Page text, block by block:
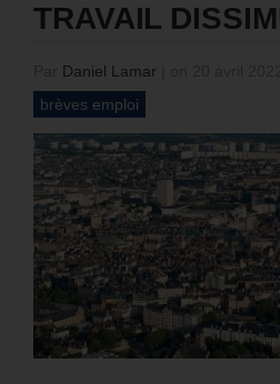
TRAVAIL
Daniel Lamar
brèves emploi